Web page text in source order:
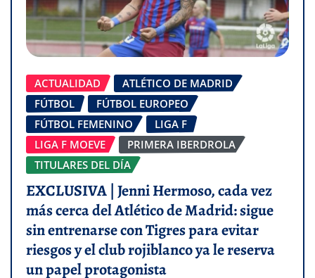
ACTUALIDAD
ATLÉTICO DE MADRID
FÚTBOL
FÚTBOL EUROPEO
FÚTBOL FEMENINO
LIGA F
LIGA F MOEVE
PRIMERA IBERDROLA
TITULARES DEL DÍA
EXCLUSIVA | Jenni Hermoso, cada vez
más cerca del Atlético de Madrid: sigue
sin entrenarse con Tigres para evitar
riesgos y el club rojiblanco ya le reserva
un papel protagonista